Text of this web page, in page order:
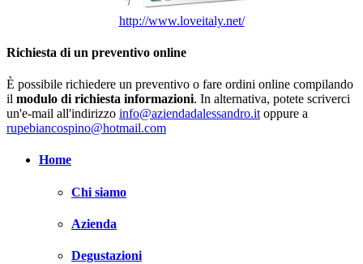
http://www.loveitaly.net/
Richiesta di un preventivo online
È possibile richiedere un preventivo o fare ordini online compilando
il modulo di richiesta informazioni. In alternativa, potete scriverci
un'e-mail all'indirizzo info@aziendadalessandro.it oppure a
rupebiancospino@hotmail.com
Home
Chi siamo
Azienda
Degustazioni